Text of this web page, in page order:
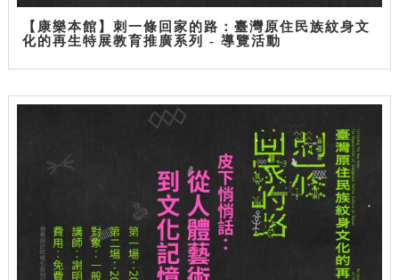
【康樂本館】刺一條回家的路：臺灣原住民族紋身文
化的再生特展教育推廣系列 - 導覽活動